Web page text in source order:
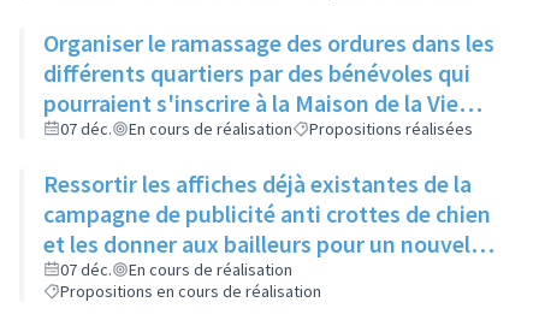
Organiser le ramassage des ordures dans les
différents quartiers par des bénévoles qui
pourraient s'inscrire à la Maison de la Vie
Locale
07 déc. En cours de réalisation Propositions réalisées
Ressortir les affiches déjà existantes de la
campagne de publicité anti crottes de chien
et les donner aux bailleurs pour un nouvel
affichage, les remettre également dans le
Rilliard
07 déc.
En cours de réalisation
Propositions en cours de réalisation